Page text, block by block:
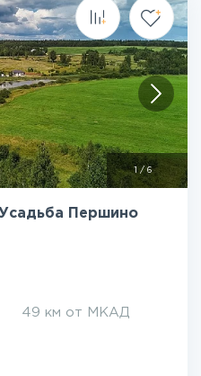
1 / 6
Першино
49 км от МКАД